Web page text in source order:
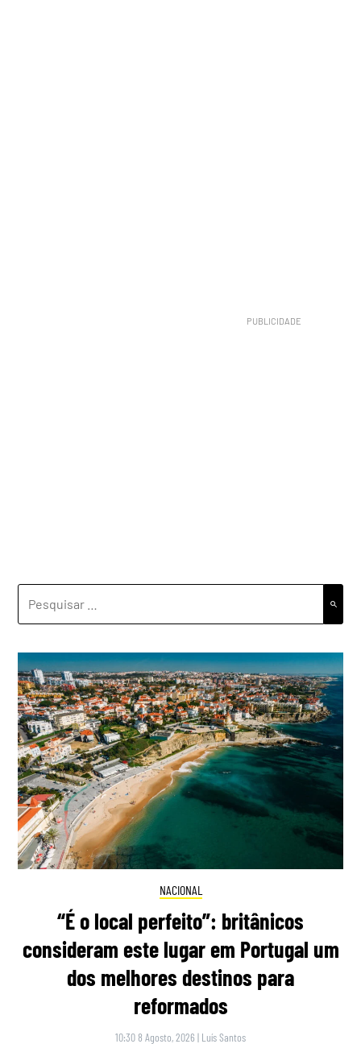
NACIONAL
“É o local perfeito”: britânicos
consideram este lugar em Portugal um
dos melhores destinos para
reformados
10:30 8 Agosto, 2026 | Luís Santos